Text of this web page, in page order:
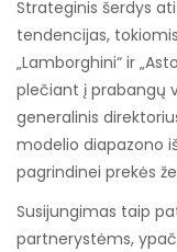
Strateginis šerdys
tendencijas,
„Lamborghini“ ir
plečiant į prabangų
generalinis
modelio diapazono
pagrindinei prekės
Susijungimas taip
partnerystėms, ypač